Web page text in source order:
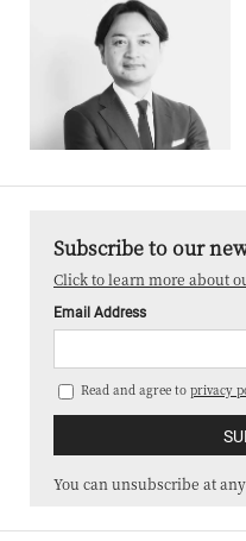
Subscribe to our
Click to learn more about
Email Address
Read and agree to privacy
You can unsubscribe at